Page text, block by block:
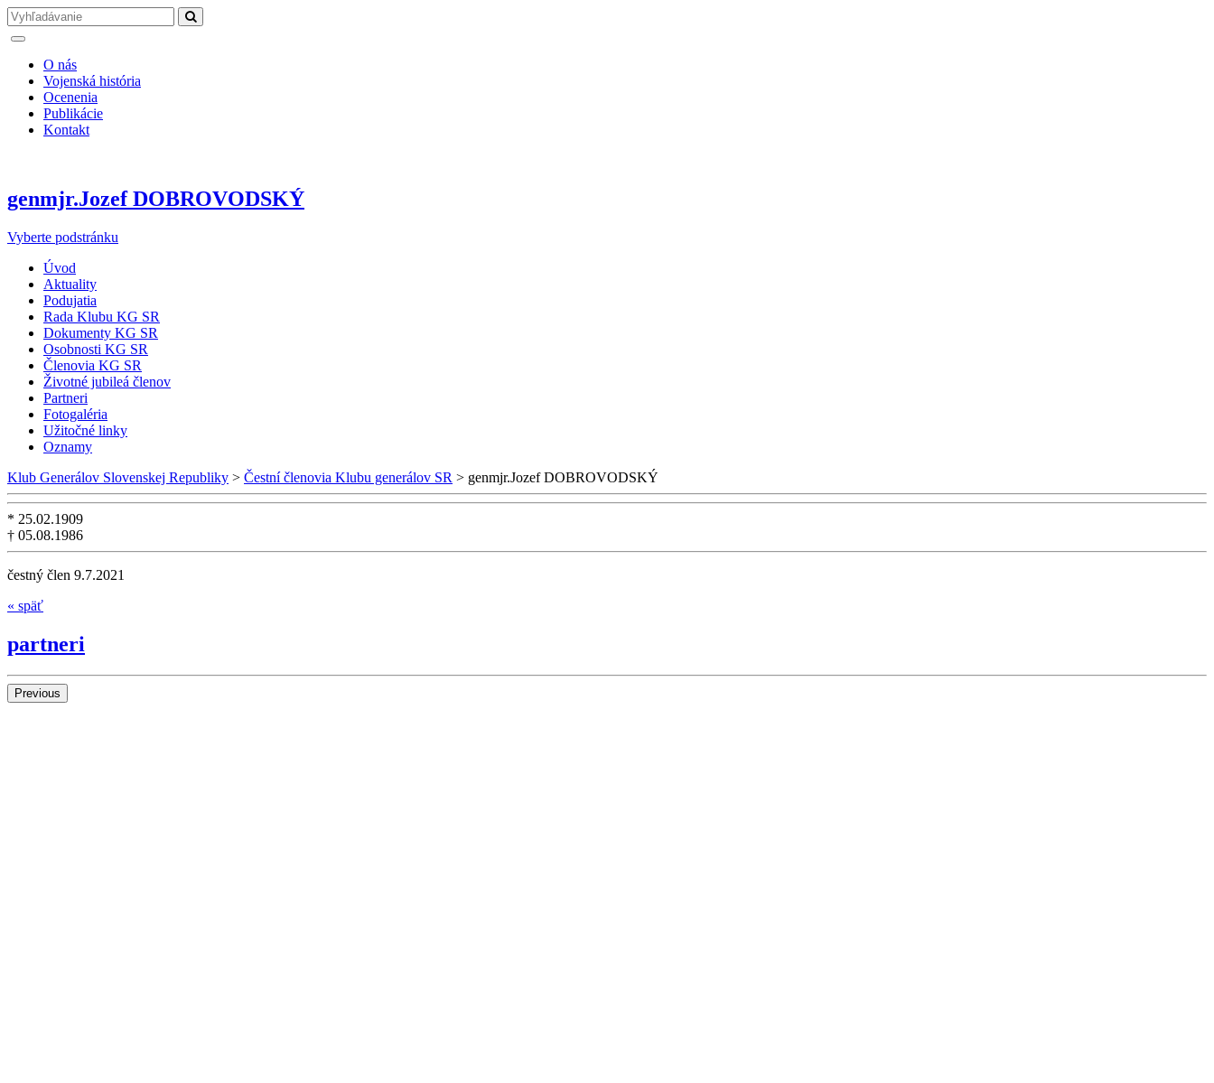
O nás
Vojenská história
Ocenenia
Publikácie
Kontakt
genmjr.Jozef DOBROVODSKÝ
Vyberte podstránku
Úvod
Aktuality
Podujatia
Rada Klubu KG SR
Dokumenty KG SR
Osobnosti KG SR
Členovia KG SR
Životné jubileá členov
Partneri
Fotogaléria
Užitočné linky
Oznamy
Klub Generálov Slovenskej Republiky > Čestní členovia Klubu generálov SR > genmjr.Jozef DOBROVODSKÝ
* 25.02.1909
† 05.08.1986
čestný člen 9.7.2021
« späť
partneri
Previous